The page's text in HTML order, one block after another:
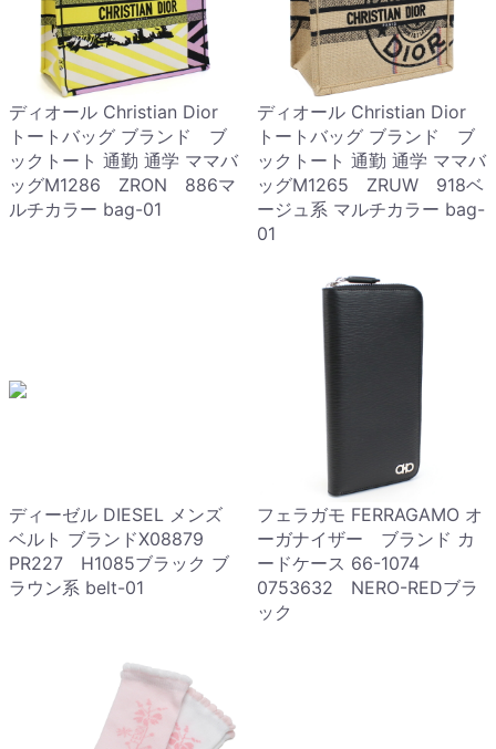
ディオール Christian Dior
トートバッグ ブランド ブ
ックトート 通勤 通学 ママバ
ッグM1286 ZRON 886マ
ルチカラー bag-01
ディオール Christian Dior
トートバッグ ブランド ブ
ックトート 通勤 通学 ママバ
ッグM1265 ZRUW 918ベ
ージュ系 マルチカラー bag-
01
ディーゼル DIESEL メンズ
ベルト ブランドX08879
PR227 H1085ブラック ブ
ラウン系 belt-01
フェラガモ FERRAGAMO オ
ーガナイザー ブランド カ
ードケース 66-1074
0753632 NERO-REDブラ
ック